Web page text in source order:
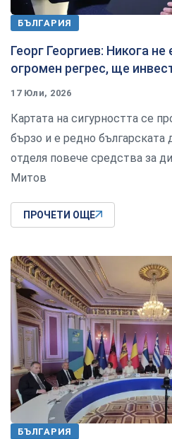
БЪЛГАРИЯ
Георг Георгиев: Никога
огромен регрес, ще
17 Юли, 2026
Картата на сигурността се
бързо и е редно българската
отделя повече средства за
Митов
ПРОЧЕТИ ОЩЕ
БЪЛГАРИЯ